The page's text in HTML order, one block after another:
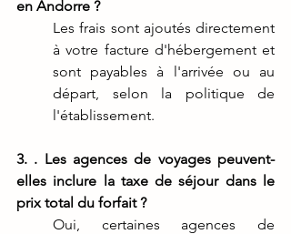
en Andorre ?
Les frais sont ajoutés directement
à votre facture d'hébergement et
sont payables à l'arrivée ou au
départ, selon la politique de
l'établissement.
3. . Les agences de voyages peuvent-
elles inclure la taxe de séjour dans le
prix total du forfait ?
Oui, certaines agences de